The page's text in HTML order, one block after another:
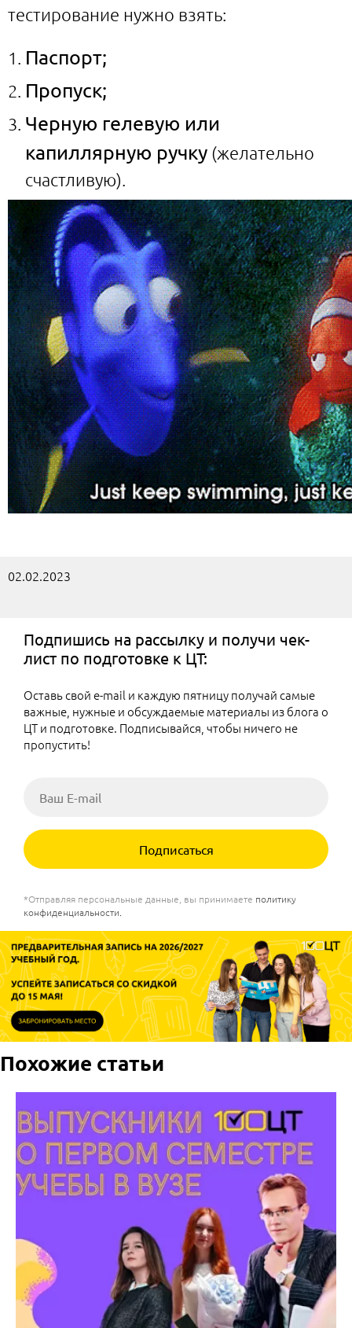
тестирование нужно взять:
Паспорт;
Пропуск;
Черную гелевую или
капиллярную ручку (желательно
счастливую).
02.02.2023
Подпишись на рассылку и получи чек-
лист по подготовке к ЦТ:
Оставь свой e-mail и каждую пятницу получай самые
важные, нужные и обсуждаемые материалы из блога о
ЦТ и подготовке. Подписывайся, чтобы ничего не
пропустить!
Подписаться
*Отправляя персональные данные, вы принимаете политику
конфиденциальности
Похожие статьи